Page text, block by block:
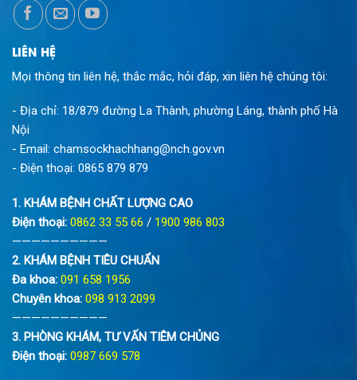
LIÊN HỆ
Mọi thông tin liên hệ, thắc mắc, hỏi đáp, xin liên hệ chúng tôi:
- Địa chỉ: 18/879 đường La Thành, phường Láng, thành phố Hà
Nội
- Email: chamsockhachhang@nch.gov.vn
- Điện thoại: 0865 879 879
1. KHÁM BỆNH CHẤT LƯỢNG CAO
Điện thoại: 0862 33 55 66 / 1900 986 803
——————————
2. KHÁM BỆNH TIÊU CHUẨN
Đa khoa: 091 658 1956
Chuyên khoa: 098 913 2099
——————————
3. PHÒNG KHÁM, TƯ VẤN TIÊM CHỦNG
Điện thoại: 0987 669 578